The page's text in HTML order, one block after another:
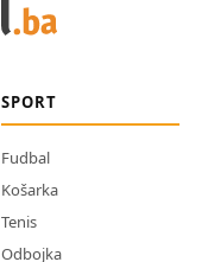
SPORT
Fudbal
Košarka
Tenis
Odbojka